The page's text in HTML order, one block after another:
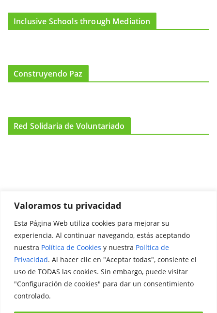
Valoramos tu privacidad
Esta Página Web utiliza cookies para mejorar su
experiencia. Al continuar navegando, estás aceptando
nuestra Política de Cookies y nuestra Política de
Privacidad. Al hacer clic en "Aceptar todas", consiente el
uso de TODAS las cookies. Sin embargo, puede visitar
"Configuración de cookies" para dar un consentimiento
controlado.
Inclusive Schools through Mediation
Construyendo Paz
Red Solidaria de Voluntariado
Promociónate
Legal
Aviso Legal
Política de Privacidad
Política de Cookies